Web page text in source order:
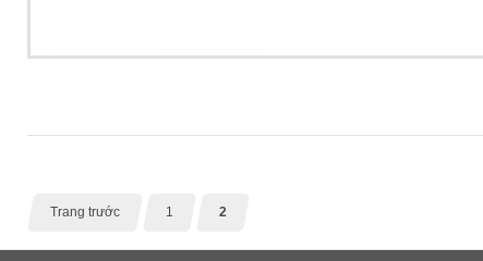
Trang trước 1 2